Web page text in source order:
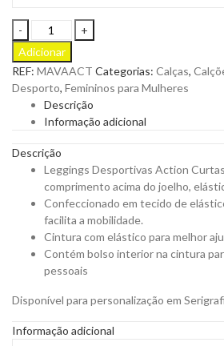
Leggings
Desportivas
Action
Curtas
Femininas
para
Personalizar
Adicionar
REF: MAVAACT Categorias: Calças,
Desporto, Femininos para Mulheres
Descrição
Informação adicional
Descrição
Leggings Desportivas Action
comprimento acima do joelho,
Confeccionado em tecido de
facilita a mobilidade.
Cintura com elástico para melhor
Contém bolso interior na cintura
pessoais
Disponível para personalização em
Informação adicional